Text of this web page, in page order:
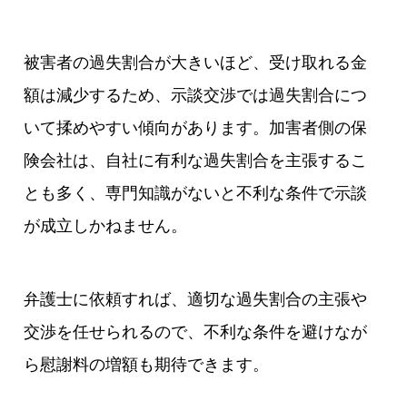
被害者の過失割合が大きいほど、受け取れる金
額は減少するため、示談交渉では過失割合につ
いて揉めやすい傾向があります。加害者側の保
険会社は、自社に有利な過失割合を主張するこ
とも多く、専門知識がないと不利な条件で示談
が成立しかねません。
弁護士に依頼すれば、適切な過失割合の主張や
交渉を任せられるので、不利な条件を避けなが
ら慰謝料の増額も期待できます。